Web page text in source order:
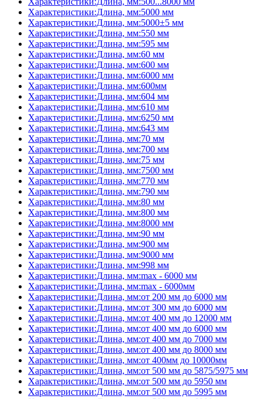
Характеристики:Длина, мм:5000 мм
Характеристики:Длина, мм:5000±5 мм
Характеристики:Длина, мм:550 мм
Характеристики:Длина, мм:595 мм
Характеристики:Длина, мм:60 мм
Характеристики:Длина, мм:600 мм
Характеристики:Длина, мм:6000 мм
Характеристики:Длина, мм:600мм
Характеристики:Длина, мм:604 мм
Характеристики:Длина, мм:610 мм
Характеристики:Длина, мм:6250 мм
Характеристики:Длина, мм:643 мм
Характеристики:Длина, мм:70 мм
Характеристики:Длина, мм:700 мм
Характеристики:Длина, мм:75 мм
Характеристики:Длина, мм:7500 мм
Характеристики:Длина, мм:770 мм
Характеристики:Длина, мм:790 мм
Характеристики:Длина, мм:80 мм
Характеристики:Длина, мм:800 мм
Характеристики:Длина, мм:8000 мм
Характеристики:Длина, мм:90 мм
Характеристики:Длина, мм:900 мм
Характеристики:Длина, мм:9000 мм
Характеристики:Длина, мм:998 мм
Характеристики:Длина, мм:max - 6000 мм
Характеристики:Длина, мм:max - 6000мм
Характеристики:Длина, мм:от 200 мм до 6000 мм
Характеристики:Длина, мм:от 300 мм до 6000 мм
Характеристики:Длина, мм:от 400 мм до 12000 мм
Характеристики:Длина, мм:от 400 мм до 6000 мм
Характеристики:Длина, мм:от 400 мм до 7000 мм
Характеристики:Длина, мм:от 400 мм до 8000 мм
Характеристики:Длина, мм:от 400мм до 10000мм
Характеристики:Длина, мм:от 500 мм до 5875/5975 мм
Характеристики:Длина, мм:от 500 мм до 5950 мм
Характеристики:Длина, мм:от 500 мм до 5995 мм